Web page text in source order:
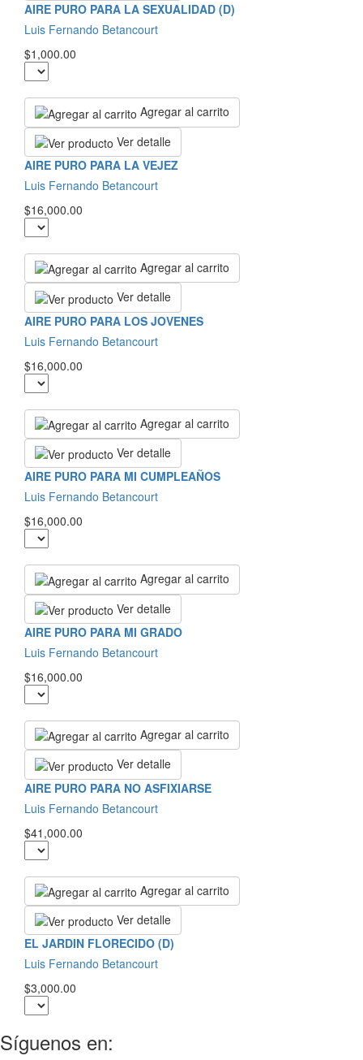
AIRE PURO PARA LA SEXUALIDAD (D)
Luis Fernando Betancourt
$1,000.00
Agregar al carrito
Ver detalle
AIRE PURO PARA LA VEJEZ
Luis Fernando Betancourt
$16,000.00
Agregar al carrito
Ver detalle
AIRE PURO PARA LOS JOVENES
Luis Fernando Betancourt
$16,000.00
Agregar al carrito
Ver detalle
AIRE PURO PARA MI CUMPLEAÑOS
Luis Fernando Betancourt
$16,000.00
Agregar al carrito
Ver detalle
AIRE PURO PARA MI GRADO
Luis Fernando Betancourt
$16,000.00
Agregar al carrito
Ver detalle
AIRE PURO PARA NO ASFIXIARSE
Luis Fernando Betancourt
$41,000.00
Agregar al carrito
Ver detalle
EL JARDIN FLORECIDO (D)
Luis Fernando Betancourt
$3,000.00
Síguenos en: